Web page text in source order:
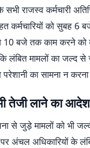
सभी राजस्व कर्मचारी
कर्मचारियों को सुबह
बजे तक काम करने को
लंबित मामलों का जल्द से
का सामना न
तेजी लाने का आदेश
से जुड़े मामलों को भी
पर अंचल अधिकारियों के